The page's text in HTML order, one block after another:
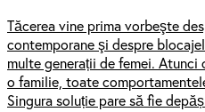
Tăcerea vine prima vorbeşte
contemporane şi despre
multe generații de femei.
o familie, toate
Singura soluție pare să fie